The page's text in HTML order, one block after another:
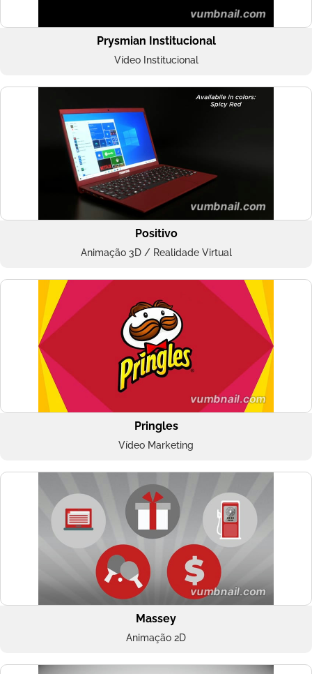
Prysmian Institucional
Vídeo Institucional
Positivo
Animação 3D / Realidade Virtual
Pringles
Vídeo Marketing
Massey
Animação 2D